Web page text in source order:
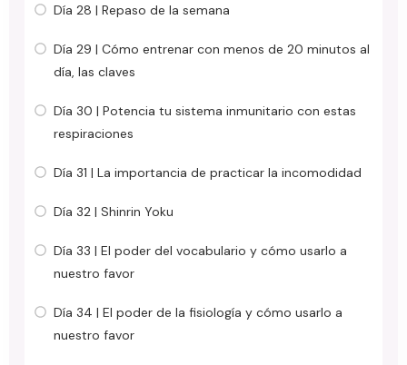
Día 28 | Repaso de la semana
Día 29 | Cómo entrenar con menos de 20 minutos al
día, las claves
Día 30 | Potencia tu sistema inmunitario con estas
respiraciones
Día 31 | La importancia de practicar la incomodidad
Día 32 | Shinrin Yoku
Día 33 | El poder del vocabulario y cómo usarlo a
nuestro favor
Día 34 | El poder de la fisiología y cómo usarlo a
nuestro favor